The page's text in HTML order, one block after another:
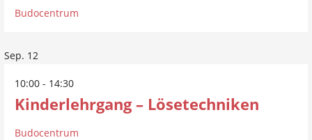
Budocentrum
Sep. 12
10:00- 14:30
Kinderlehrgang – Lösetechniken
Budocentrum